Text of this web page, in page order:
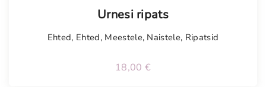
Urnesi ripats
Ehted, Ehted, Meestele, Naistele, Ripatsid
18,00 €